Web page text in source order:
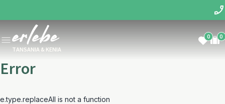
TANSANIA & KENIA
0 0
Error
e.type.replaceAll is not a function